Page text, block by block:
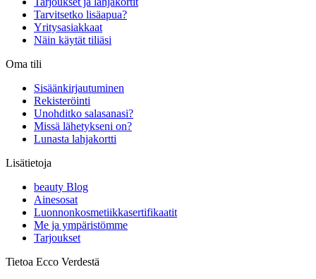
Tarvitsetko lisäapua?
Yritysasiakkaat
Näin käytät tiliäsi
Oma tili
Sisäänkirjautuminen
Rekisteröinti
Unohditko salasanasi?
Missä lähetykseni on?
Lunasta lahjakortti
Lisätietoja
beauty Blog
Ainesosat
Luonnonkosmetiikkasertifikaatit
Me ja ympäristömme
Tarjoukset
Tietoa Ecco Verdestä